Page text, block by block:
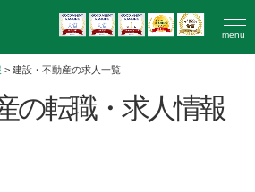
menu
> 建設・不動産の求人一覧
の転職・求人情報